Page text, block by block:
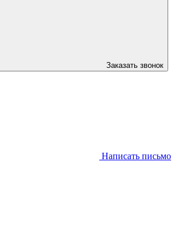
Заказать звонок
Написать письмо